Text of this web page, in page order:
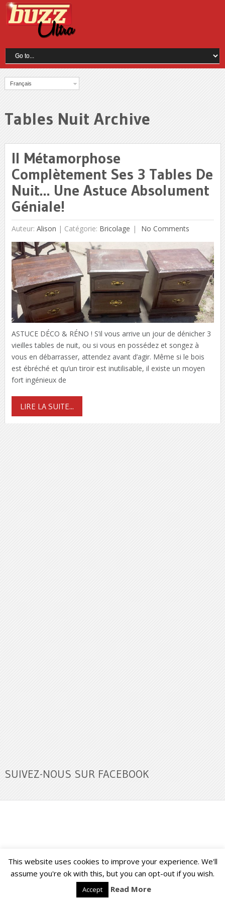
Français
Tables Nuit Archive
Il Métamorphose
Complètement Ses 3 Tables De
Nuit… Une Astuce Absolument
Géniale!
Auteur: Alison | Catégorie: Bricolage No Comments
ASTUCE DÉCO & RÉNO ! S’il vous arrive un jour de dénicher 3
vieilles tables de nuit, ou si vous en possédez et songez à
vous en débarrasser, attendez avant d’agir. Même si le bois
est ébréché et qu’un tiroir est inutilisable, il existe un moyen
fort ingénieux de
LIRE LA SUITE...
SUIVEZ-NOUS SUR FACEBOOK
Buzz Ultra Copyright © 2026. Back to Top ↑
This website uses cookies to improve your experience. We'll
assume you're ok with this, but you can opt-out if you wish.
Accept Read More
Français English ( Anglais)